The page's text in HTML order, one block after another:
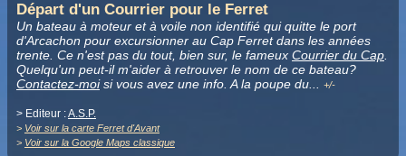
Départ d'un Courrier pour le Ferret
Un bateau à moteur et à voile non identifié qui quitte le port
d'Arcachon pour excursionner au Cap Ferret dans les années
trente. Ce n'est pas du tout, bien sur, le fameux Courrier du Cap.
Quelqu'un peut-il m'aider à retrouver le nom de ce bateau?
Contactez-moisi vous avez une info. A la poupe du... +/-
> Editeur :A.S.P.
> Voir sur la carte Ferret d'Avant
> Voir sur la Google Maps classique